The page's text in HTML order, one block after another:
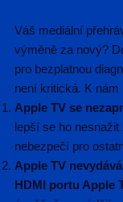
Váš mediální
výměně za nový?
pro bezplatnou
není kritická. K
Apple TV se
lepší se ho
nebezpečí pro
Apple TV
HDMI portu Apple